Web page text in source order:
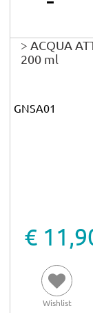
> ACQUA
200 ml
GNSA01
€
Wishlist